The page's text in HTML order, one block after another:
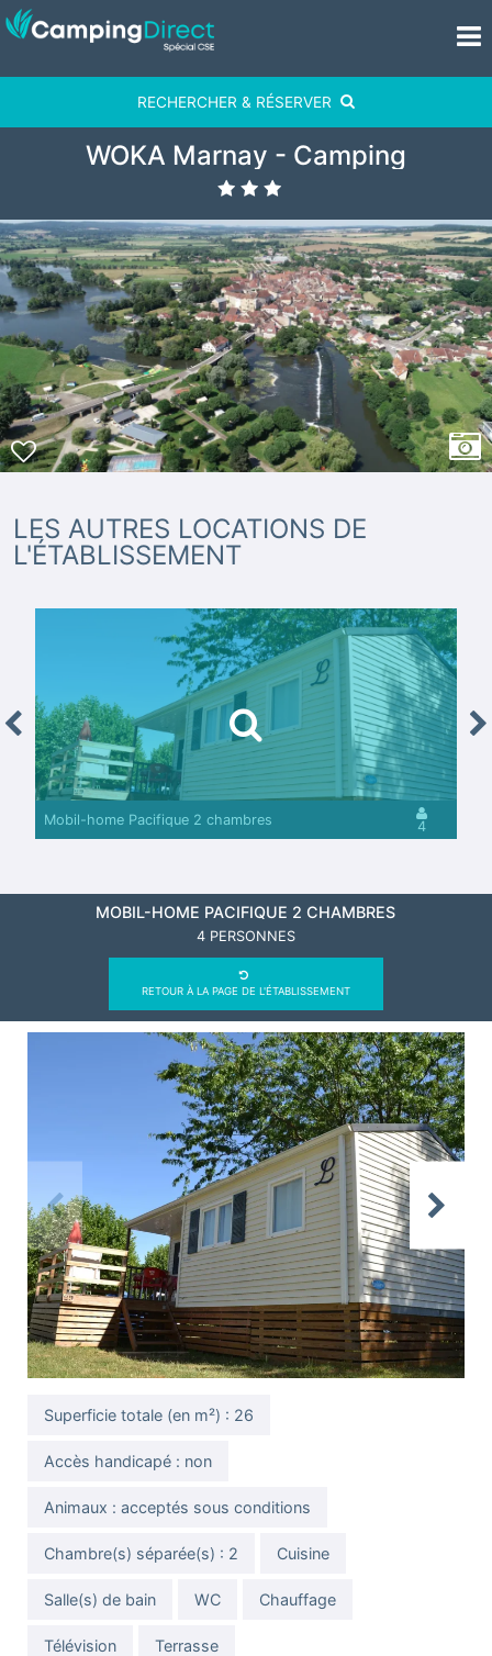
RECHERCHER & RÉSERVER
WOKA Marnay - Camping
LES AUTRES LOCATIONS DE
L'ÉTABLISSEMENT
Mobil-home Pacifique 2 chambres 4
MOBIL-HOME PACIFIQUE 2 CHAMBRES
4 PERSONNES
RETOUR À LA PAGE DE L'ÉTABLISSEMENT
Previous Next
Superficie totale (en m²) : 26
Accès handicapé : non
Animaux : acceptés sous conditions
Chambre(s) séparée(s) : 2 Cuisine
Salle(s) de bain WC Chauffage
Télévision Terrasse